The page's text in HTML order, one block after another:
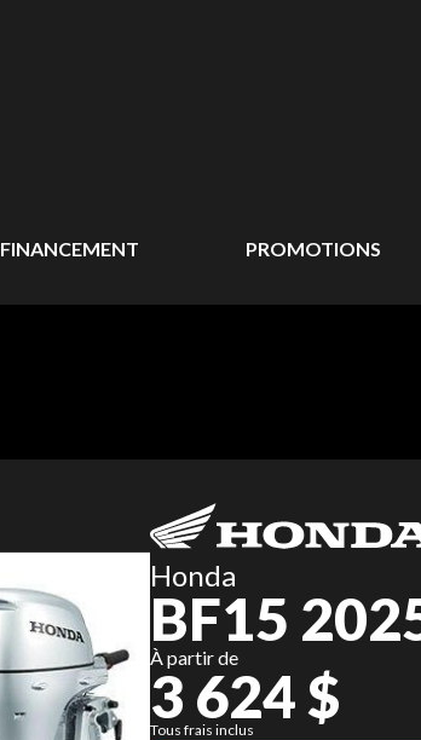
FINANCEMENT PROMOTIONS
Honda
BF15
À partir de
3 624 $
Tous frais inclus